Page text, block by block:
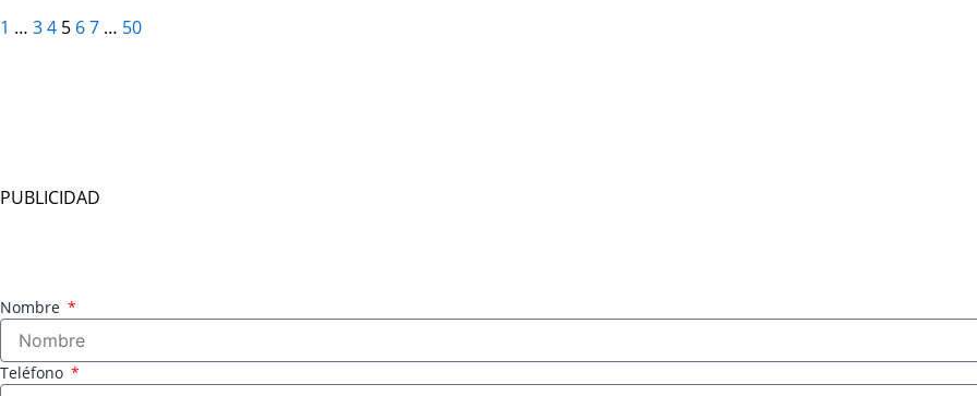
1 … 34 5 67 … 50
PUBLICIDAD
Nombre
Teléfono